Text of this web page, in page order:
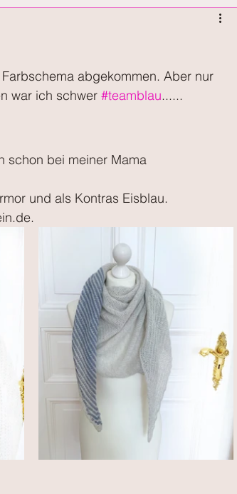
abgekommen. Aber nur
war ich schwer #teamblau......
schon bei meiner Mama
und als Kontras Eisblau.